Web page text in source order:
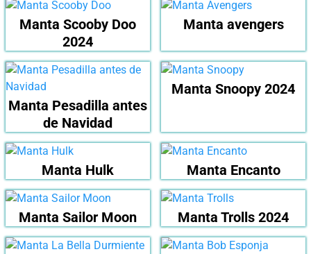
Manta Scooby Doo
2024
Manta avengers
Manta Pesadilla antes
de Navidad
Manta Snoopy 2024
Manta Hulk Manta Encanto
Manta Sailor Moon Manta Trolls 2024